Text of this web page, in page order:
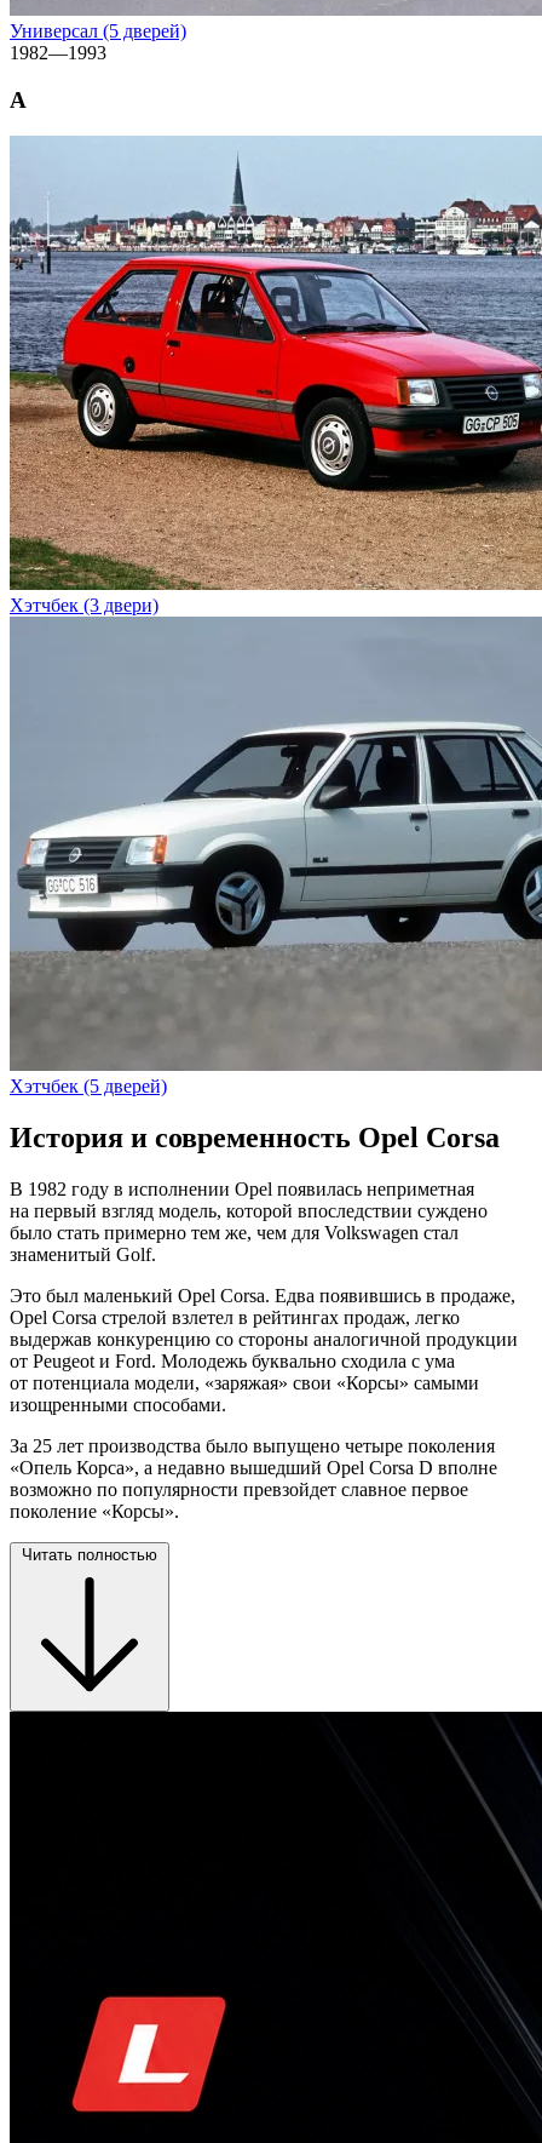
Универсал (5 дверей)
1982—1993
A
Хэтчбек (3 двери)
Хэтчбек (5 дверей)
История и современность Opel Corsa
В 1982 году в исполнении Opel появилась неприметная
на первый взгляд модель, которой впоследствии суждено
было стать примерно тем же, чем для Volkswagen стал
знаменитый Golf.
Это был маленький Opel Corsa. Едва появившись в продаже,
Opel Corsa стрелой взлетел в рейтингах продаж, легко
выдержав конкуренцию со стороны аналогичной продукции
от Peugeot и Ford. Молодежь буквально сходила с ума
от потенциала модели, «заряжая» свои «Корсы» самыми
изощренными способами.
За 25 лет производства было выпущено четыре поколения
«Опель Корса», а недавно вышедший Opel Corsa D вполне
возможно по популярности превзойдет славное первое
поколение «Корсы».
Читать полностью